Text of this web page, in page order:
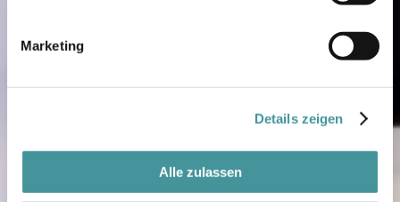
Marketing
Details zeigen
Alle zulassen